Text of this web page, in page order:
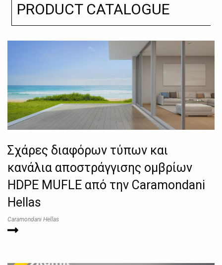
PRODUCT CATALOGUE
Σχάρες διαφόρων τύπων και
κανάλια αποστράγγισης ομβρίων
HDPE MUFLE από την Caramondani
Hellas
Caramondani Hellas